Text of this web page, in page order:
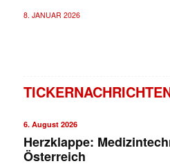
8. JANUAR 2026
6. August 2026
Herzklappe:
Österreich